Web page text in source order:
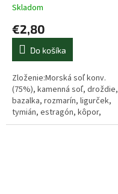
Skladom
€2,80
Do košíka
Zloženie:Morská soľ konv.
(75%), kamenná soľ, droždie,
bazalka, rozmarín, ligurček,
tymián, estragón, kôpor,
pamajorán, medovka, rasca,